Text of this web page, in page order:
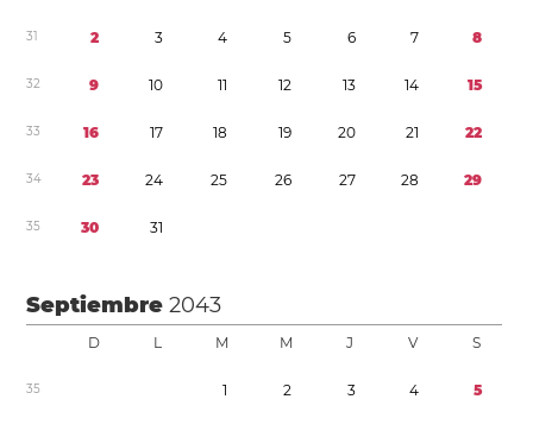
31 2 3 4 5 6 7 8
32 9 10 11 12 13 14 15
33 16 17 18 19 20 21 22
34 23 24 25 26 27 28 29
35 30 31
Septiembre2043
D L M M J V S
35 1 2 3 4 5